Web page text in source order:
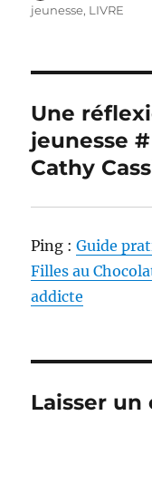
jeunesse, LIVRE
Une
jeunesse
Cathy
Ping :Guide
Filles au
addicte
Laisser